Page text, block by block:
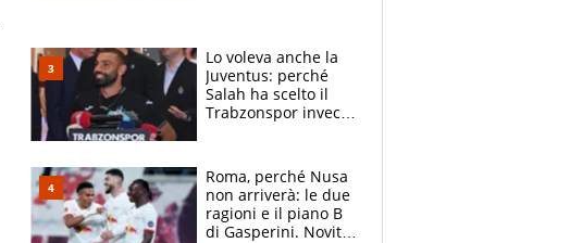
Lo voleva anche la
Juventus: perché
Salah ha scelto il
Trabzonspor invece
Roma, perché Nusa
non arriverà: le due
ragioni e il piano B
di Gasperini. Novità